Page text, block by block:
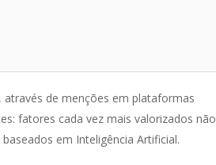
de menções em plataformas
fatores cada vez mais valorizados não
em Inteligência Artificial.